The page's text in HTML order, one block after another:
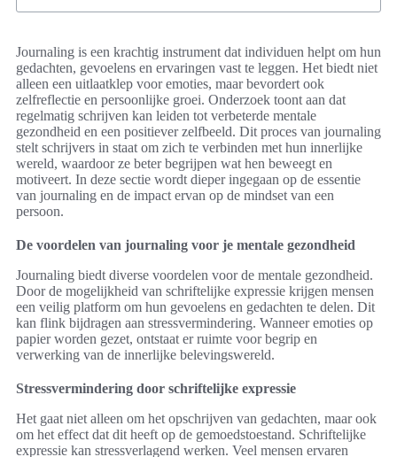
Journaling is een krachtig instrument dat individuen helpt om hun
gedachten, gevoelens en ervaringen vast te leggen. Het biedt niet
alleen een uitlaatklep voor emoties, maar bevordert ook
zelfreflectie en persoonlijke groei. Onderzoek toont aan dat
regelmatig schrijven kan leiden tot verbeterde mentale
gezondheid en een positiever zelfbeeld. Dit proces van journaling
stelt schrijvers in staat om zich te verbinden met hun innerlijke
wereld, waardoor ze beter begrijpen wat hen beweegt en
motiveert. In deze sectie wordt dieper ingegaan op de essentie
van journaling en de impact ervan op de mindset van een
persoon.
De voordelen van journaling voor je mentale gezondheid
Journaling biedt diverse voordelen voor de mentale gezondheid.
Door de mogelijkheid van schriftelijke expressie krijgen mensen
een veilig platform om hun gevoelens en gedachten te delen. Dit
kan flink bijdragen aan stressvermindering. Wanneer emoties op
papier worden gezet, ontstaat er ruimte voor begrip en
verwerking van de innerlijke belevingswereld.
Stressvermindering door schriftelijke expressie
Het gaat niet alleen om het opschrijven van gedachten, maar ook
om het effect dat dit heeft op de gemoedstoestand. Schriftelijke
expressie kan stressverlagend werken. Veel mensen ervaren